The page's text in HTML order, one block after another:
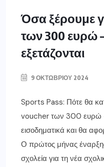
Όσα ξέρουμε
των 300 ευρώ
εξετάζονται
9 ΟΚΤΩΒΡΊΟΥ 2024
Sports Pass: Πότε θα
voucher των 300 ευρώ –
εισοδηματικά και θα
Ο πρώτος μήνας
σχολεία για τη νέα